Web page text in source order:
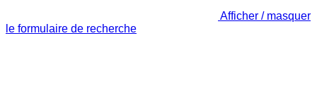
Afficher / masquer
le formulaire de recherche